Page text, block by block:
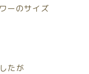
ーのサイズ
たが